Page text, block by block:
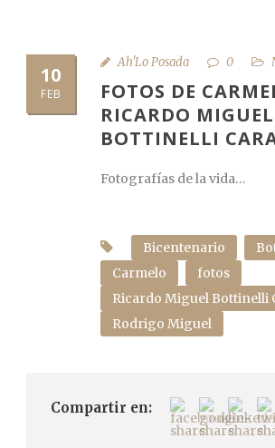
10
FEB
Ah'Lo Posada 0
FOTOS DE
RICARDO MIGUEL
BOTTINELLI
Fotografías de la vida…
Bicentenario
Carmelo
fotos
Ricardo Miguel Bottinelli
Rodrigo Miguel
Compartir en: